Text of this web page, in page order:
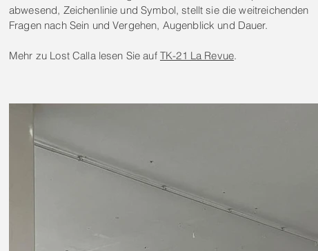
abwesend, Zeichenlinie und Symbol, stellt sie die weitreichenden
Fragen nach Sein und Vergehen, Augenblick und Dauer.
Mehr zu Lost Calla lesen Sie auf TK-21 La Revue.